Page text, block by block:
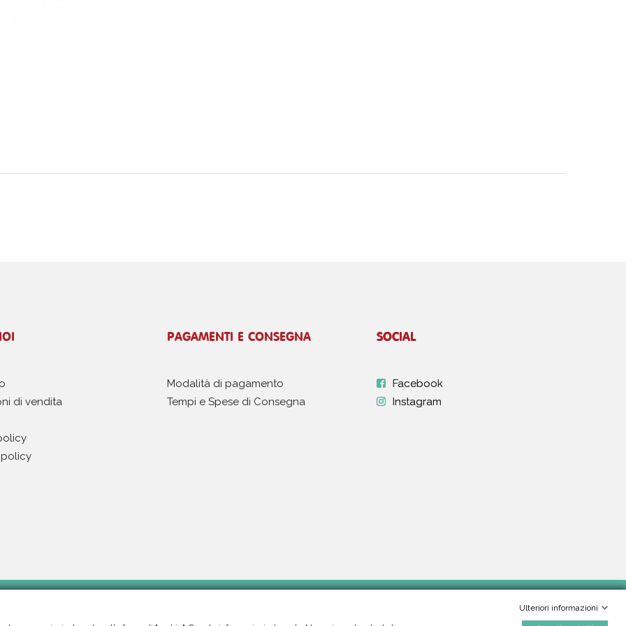
di vendita
PAGAMENTI E CONSEGNA
Modalità di pagamento
Tempi e Spese di Consegna
SOCIAL
Facebook
Instagram
Ulteriori informazioni